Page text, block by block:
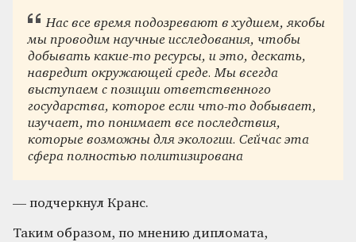
Нас все время подозревают в худшем, якобы
мы проводим научные исследования, чтобы
добывать какие-то ресурсы, и это, дескать,
навредит окружающей среде. Мы всегда
выступаем с позиции ответственного
государства, которое если что-то добывает,
изучает, то понимает все последствия,
которые возможны для экологии. Сейчас эта
сфера полностью политизирована
— подчеркнул Кранс.
Таким образом, по мнению дипломата,